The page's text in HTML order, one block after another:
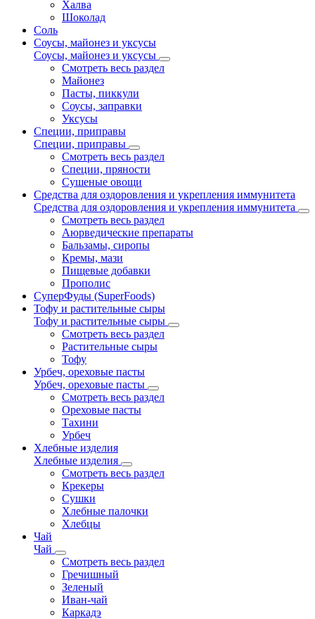
Халва
Шоколад
Соль
Соусы, майонез и уксусы
Соусы, майонез и уксусы
Смотреть весь раздел
Майонез
Пасты, пиккули
Соусы, заправки
Уксусы
Специи, приправы
Специи, приправы
Смотреть весь раздел
Специи, пряности
Сушеные овощи
Средства для оздоровления и укрепления иммунитета
Средства для оздоровления и укрепления иммунитета
Смотреть весь раздел
Аюрведические препараты
Бальзамы, сиропы
Кремы, мази
Пищевые добавки
Прополис
СуперФуды (SuperFoods)
Тофу и растительные сыры
Тофу и растительные сыры
Смотреть весь раздел
Растительные сыры
Тофу
Урбеч, ореховые пасты
Урбеч, ореховые пасты
Смотреть весь раздел
Ореховые пасты
Тахини
Урбеч
Хлебные изделия
Хлебные изделия
Смотреть весь раздел
Крекеры
Сушки
Хлебные палочки
Хлебцы
Чай
Чай
Смотреть весь раздел
Гречишный
Зеленый
Иван-чай
Каркадэ